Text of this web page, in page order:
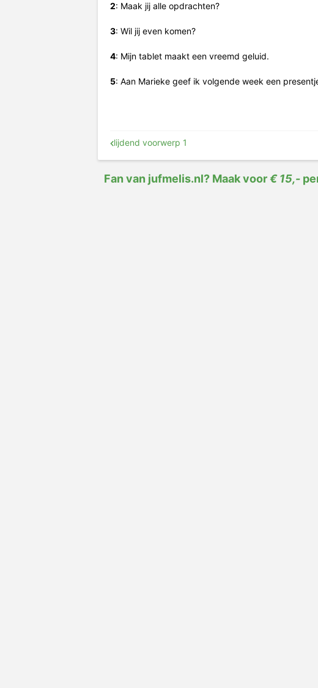
2: Maak jij alle opdrachten?
3: Wil jij even komen?
4: Mijn tablet maakt een vreemd geluid.
5: Aan Marieke geef ik volgende week een
lijdend voorwerp 1
Fan van jufmelis.nl? Maak voor€ 15,-